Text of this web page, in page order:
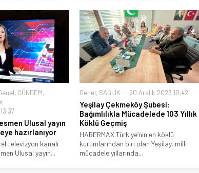
, GÜNDEM,
Ulusal yayın
hazırlanıyor
televizyon kanalı
Ulusal yayın...
Genel, SAĞLIK 20 Aralık 2023 10:42
Yeşilay Çekmeköy Şubesi:
Bağımlılıkla Mücadelede 103 Yıllık
Köklü Geçmiş
HABERMAX.Türkiye’nin en köklü
kurumlarından biri olan Yeşilay, milli
mücadele yıllarında...